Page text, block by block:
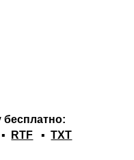
бесплатно:
RTF ▪TXT